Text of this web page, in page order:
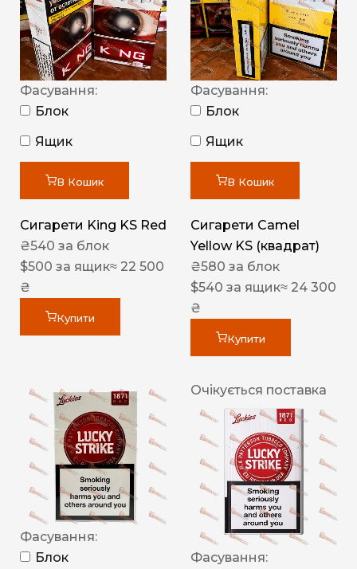
Фасування:
Блок
Ящик
В Кошик
Сигарети King KS Red
₴540 за блок
$500 за ящик≈ 22 500
₴
Купити
Фасування:
Блок
Ящик
В Кошик
Сигарети Camel
Yellow KS (квадрат)
₴580 за блок
$540 за ящик≈ 24 300
₴
Купити
Фасування:
Блок
Очікується поставка
Фасування: